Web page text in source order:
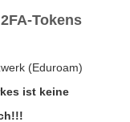
Tokens
(Eduroam)
ist keine